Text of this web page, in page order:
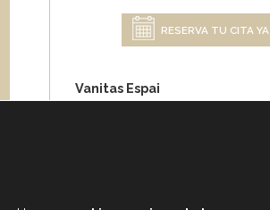
RESERVA TU CITA YA
Vanitas Espai
Carrer de Paris 204